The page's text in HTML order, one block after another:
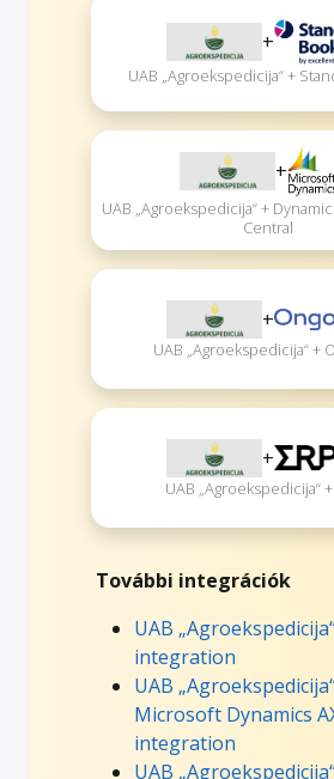
+
UAB „Agroekspedicija“ +
+
UAB „Agroekspedicija“ +
Central
+
UAB „Agroekspedicija“ +
+
UAB „Agroekspedicija“
További integrációk
UAB
integration
UAB
Microsoft Dynamics
integration
UAB